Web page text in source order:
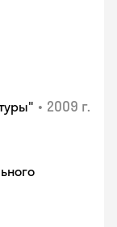
• 2009 г.